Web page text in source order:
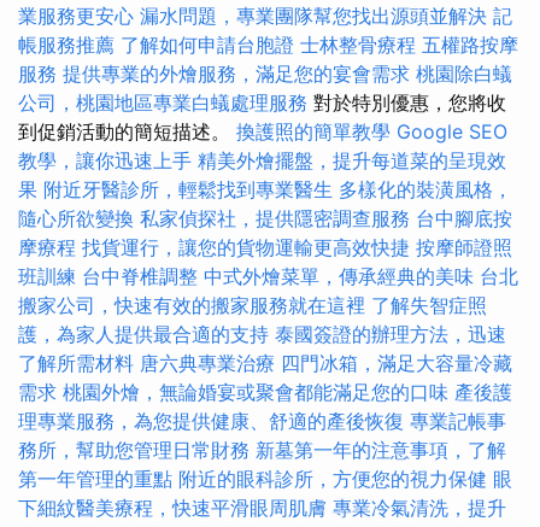
業服務更安心 漏水問題，專業團隊幫您找出源頭並解決 記
帳服務推薦 了解如何申請台胞證 士林整骨療程 五權路按摩
服務 提供專業的外燴服務，滿足您的宴會需求 桃園除白蟻
公司，桃園地區專業白蟻處理服務 對於特別優惠，您將收
到促銷活動的簡短描述。 換護照的簡單教學 Google SEO
教學，讓你迅速上手 精美外燴擺盤，提升每道菜的呈現效
果 附近牙醫診所，輕鬆找到專業醫生 多樣化的裝潢風格，
隨心所欲變換 私家偵探社，提供隱密調查服務 台中腳底按
摩療程 找貨運行，讓您的貨物運輸更高效快捷 按摩師證照
班訓練 台中脊椎調整 中式外燴菜單，傳承經典的美味 台北
搬家公司，快速有效的搬家服務就在這裡 了解失智症照
護，為家人提供最合適的支持 泰國簽證的辦理方法，迅速
了解所需材料 唐六典專業治療 四門冰箱，滿足大容量冷藏
需求 桃園外燴，無論婚宴或聚會都能滿足您的口味 產後護
理專業服務，為您提供健康、舒適的產後恢復 專業記帳事
務所，幫助您管理日常財務 新墓第一年的注意事項，了解
第一年管理的重點 附近的眼科診所，方便您的視力保健 眼
下細紋醫美療程，快速平滑眼周肌膚 專業冷氣清洗，提升